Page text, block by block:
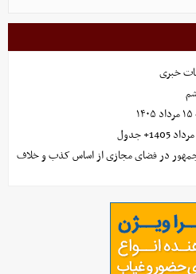
خبری
در فضای مجازی از اساس کذب و خلاف